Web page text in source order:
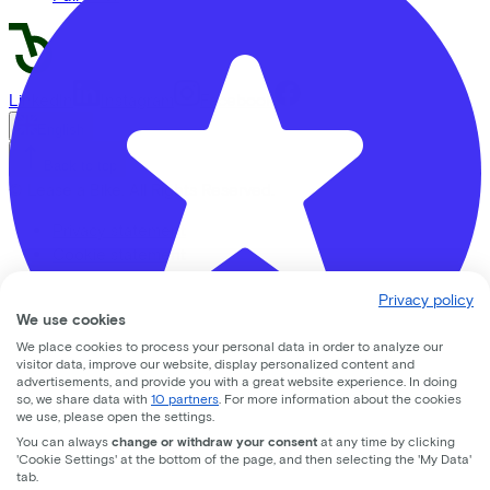
CC33 Amersfoort
LinkedIn Facebook
© Lease a Bike. All Rights Reserved.
Privacy statement
Cookie statement
Cookie settings
Privacy policy
We use cookies
We place cookies to process your personal data in order to analyze our
visitor data, improve our website, display personalized content and
advertisements, and provide you with a great website experience. In doing
so, we share data with 10 partners . For more information about the cookies
we use, please open the settings.
You can always change or withdraw your consent at any time by clicking
'Cookie Settings' at the bottom of the page, and then selecting the 'My Data'
tab.